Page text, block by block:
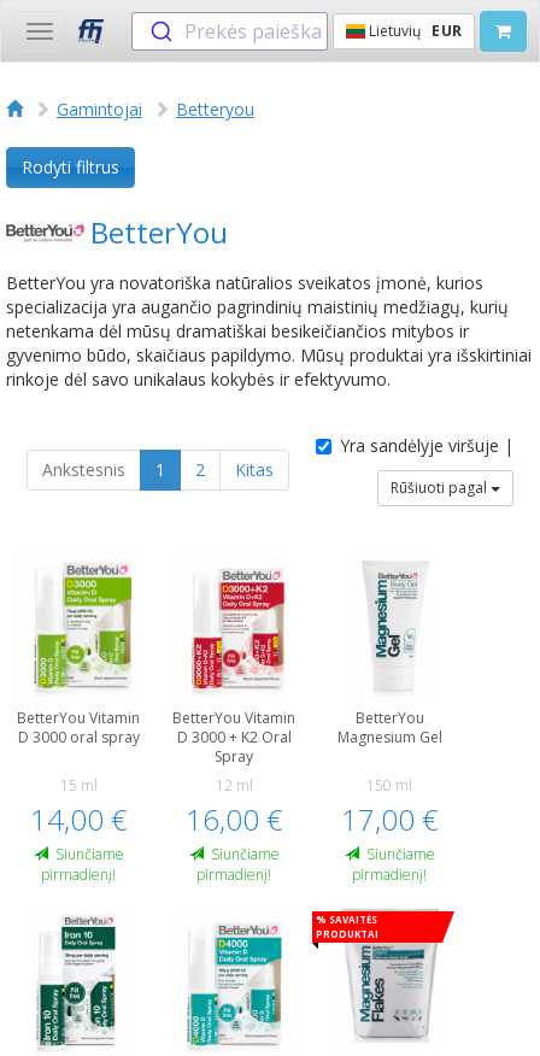
Toggle
navigation
Prekės paieška Lietuvių EUR
Gamintojai Betteryou
Rodyti filtrus
BetterYou
BetterYou yra novatoriška natūralios sveikatos įmonė, kurios
specializacija yra augančio pagrindinių maistinių medžiagų, kurių
netenkama dėl mūsų dramatiškai besikeičiančios mitybos ir
gyvenimo būdo, skaičiaus papildymo. Mūsų produktai yra išskirtiniai
rinkoje dėl savo unikalaus kokybės ir efektyvumo.
Ankstesnis 1 2 Kitas
Yra sandėlyje viršuje |
Rūšiuoti pagal
BetterYou Vitamin
D 3000 oral spray
15 ml
14,00 €
Siunčiame
pirmadienį!
BetterYou Vitamin
D 3000 + K2 Oral
Spray
12 ml
16,00 €
Siunčiame
pirmadienį!
BetterYou
Magnesium Gel
150 ml
17,00 €
Siunčiame
pirmadienį!
% Savaitės
produktai